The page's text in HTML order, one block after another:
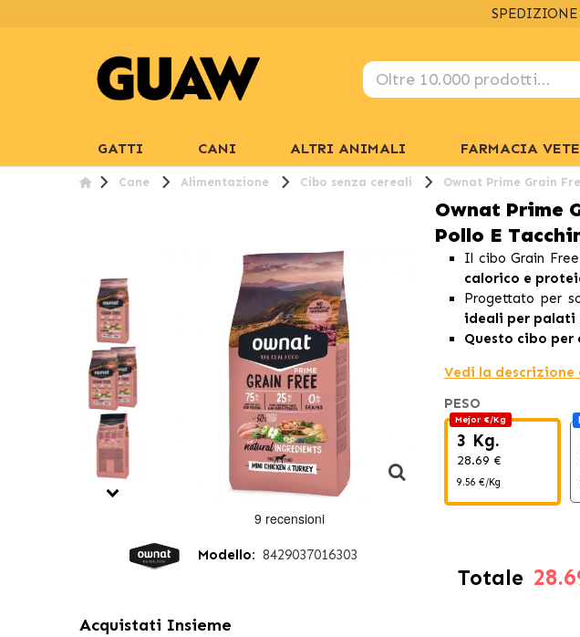
SPEDIZIONE
GATTI CANI ALTRI ANIMALI FARMACIA
Cane Alimentazione Cibo senza cereali Ownat Prime Grain
Ownat Prime
Pollo E
Modello: 8429037016303
Il cibo Grain
calorico e
Progettato per
ideali per palati
Questo cibo per
Vedi la descrizione
PESO
Mejor €/Kg
3 Kg.
28.69 €
9.56 €/Kg
Totale
Acquistati Insieme